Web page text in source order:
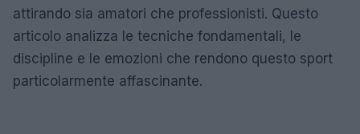
attirando sia amatori che professionisti. Questo
articolo analizza le tecniche fondamentali, le
discipline e le emozioni che rendono questo sport
particolarmente affascinante.